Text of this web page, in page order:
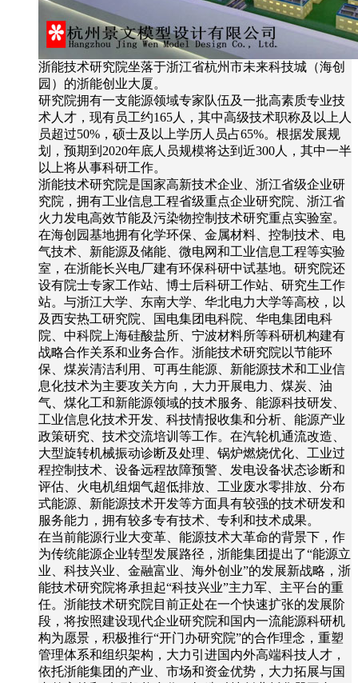
浙能技术研究院坐落于浙江省杭州市未来科技城（海创
园）的浙能创业大厦。
研究院拥有一支能源领域专家队伍及一批高素质专业技
术人才，现有员工约165人，其中高级技术职称及以上人
员超过50%，硕士及以上学历人员占65%。根据发展规
划，预期到2020年底人员规模将达到近300人，其中一半
以上将从事科研工作。
浙能技术研究院是国家高新技术企业、浙江省级企业研
究院，拥有工业信息工程省级重点企业研究院、浙江省
火力发电高效节能及污染物控制技术研究重点实验室。
在海创园基地拥有化学环保、金属材料、控制技术、电
气技术、新能源及储能、微电网和工业信息工程等实验
室，在浙能长兴电厂建有环保科研中试基地。研究院还
设有院士专家工作站、博士后科研工作站、研究生工作
站。与浙江大学、东南大学、华北电力大学等高校，以
及西安热工研究院、国电集团电科院、华电集团电科
院、中科院上海硅酸盐所、宁波材料所等科研机构建有
战略合作关系和业务合作。浙能技术研究院以节能环
保、煤炭清洁利用、可再生能源、新能源技术和工业信
息化技术为主要攻关方向，大力开展电力、煤炭、油
气、煤化工和新能源领域的技术服务、能源科技研发、
工业信息化技术开发、科技情报收集和分析、能源产业
政策研究、技术交流培训等工作。在汽轮机通流改造、
大型旋转机械振动诊断及处理、锅炉燃烧优化、工业过
程控制技术、设备远程故障预警、发电设备状态诊断和
评估、火电机组烟气超低排放、工业废水零排放、分布
式能源、新能源技术开发等方面具有较强的技术研发和
服务能力，拥有较多专有技术、专利和技术成果。
在当前能源行业大变革、能源技术大革命的背景下，作
为传统能源企业转型发展路径，浙能集团提出了“能源立
业、科技兴业、金融富业、海外创业”的发展新战略，浙
能技术研究院将承担起“科技兴业”主力军、主平台的重
任。浙能技术研究院目前正处在一个快速扩张的发展阶
段，将按照建设现代企业研究院和国内一流能源科研机
构为愿景，积极推行“开门办研究院”的合作理念，重塑
管理体系和组织架构，大力引进国内外高端科技人才，
依托浙能集团的产业、市场和资金优势，大力拓展与国